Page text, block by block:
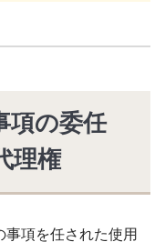
項の委任
理権
項を任された使用